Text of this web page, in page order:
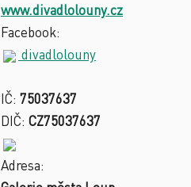
www.divadlolouny.cz
Facebook:
divadlolouny
IČ: 75037637
DIČ: CZ75037637
Adresa: